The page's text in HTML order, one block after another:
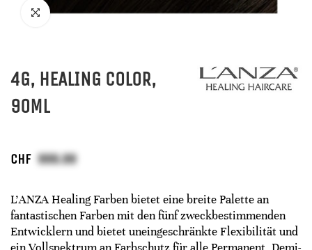
4G, HEALING COLOR,
90ML
CHF
L'ANZA Healing Farben bietet eine breite Palette an
fantastischen Farben mit den fünf zweckbestimmenden
Entwicklern und bietet uneingeschränkte Flexibilität und